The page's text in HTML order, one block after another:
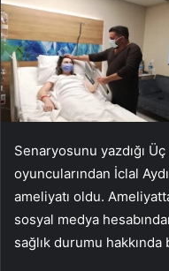
Senaryosunu yazdığı
oyuncularından İclal
ameliyatı oldu.
sosyal medya
sağlık durumu